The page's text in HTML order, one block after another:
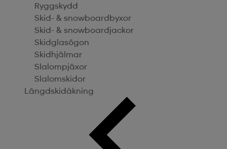
Ryggskydd
Skid- & snowboardbyxor
Skid- & snowboardjackor
Skidglasögon
Skidhjälmar
Slalompjäxor
Slalomskidor
Längdskidåkning